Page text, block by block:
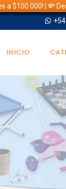
a $100.000! | 💸
INICIO